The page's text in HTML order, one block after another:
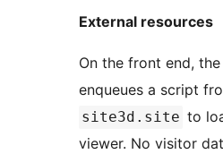
External resources
On the front end,
enqueues a script
site3d.site to
viewer. No visitor